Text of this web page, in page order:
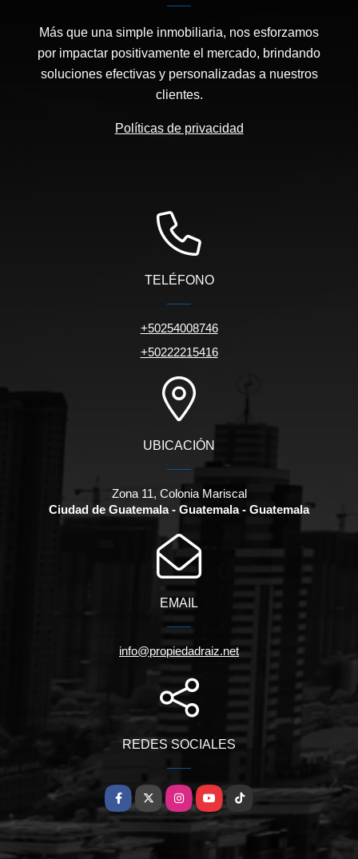
Más que una simple inmobiliaria, nos esforzamos
por impactar positivamente el mercado, brindando
soluciones efectivas y personalizadas a nuestros
clientes.
Políticas de privacidad
TELÉFONO
+50254008746
+50222215416
UBICACIÓN
Zona 11, Colonia Mariscal
Ciudad de Guatemala - Guatemala - Guatemala
EMAIL
info@propiedadraiz.net
REDES SOCIALES
Facebook
X InstagramYouTubeTikTok